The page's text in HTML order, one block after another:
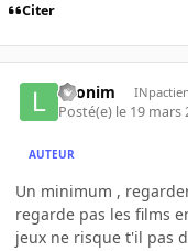
Citer
Leonim INpactien
Posté(e) le 19 mars
AUTEUR
Un minimum ,
regarde pas les films
jeux ne risque t'il pas